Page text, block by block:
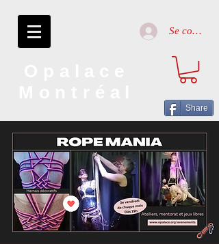
Se connecter
Share